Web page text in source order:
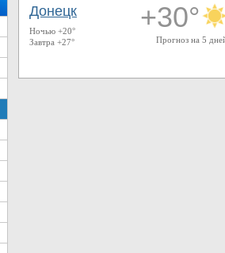
Донецк
Ночью +20°
Завтра +27°
+30°
Прогноз на 5